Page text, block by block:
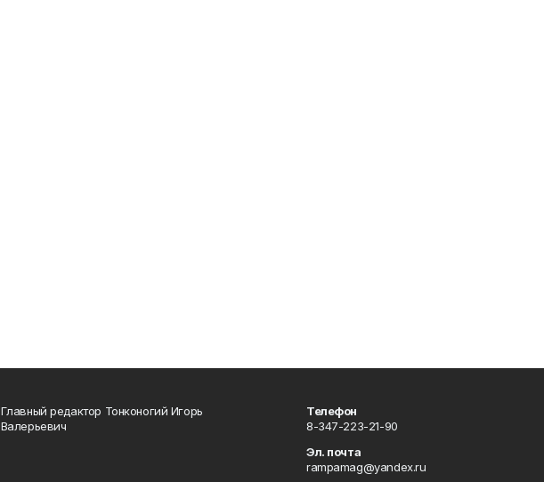
Главный редактор Тонконогий Игорь
Валерьевич
Телефон
8-347-223-21-90
Эл. почта
rampamag@yandex.ru